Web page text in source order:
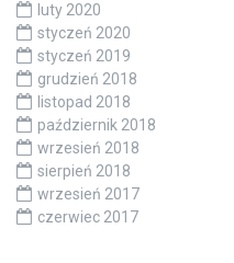
luty 2020
styczeń 2020
styczeń 2019
grudzień 2018
listopad 2018
październik 2018
wrzesień 2018
sierpień 2018
wrzesień 2017
czerwiec 2017